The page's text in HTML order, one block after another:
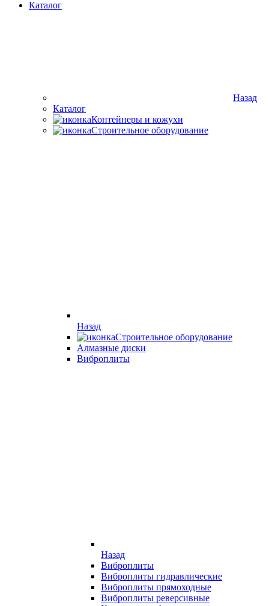
Каталог
Назад
Каталог
Контейнеры и кожухи
Строительное оборудование
Назад
Строительное оборудование
Алмазные диски
Виброплиты
Назад
Виброплиты
Виброплиты гидравлические
Виброплиты прямоходные
Виброплиты реверсивные